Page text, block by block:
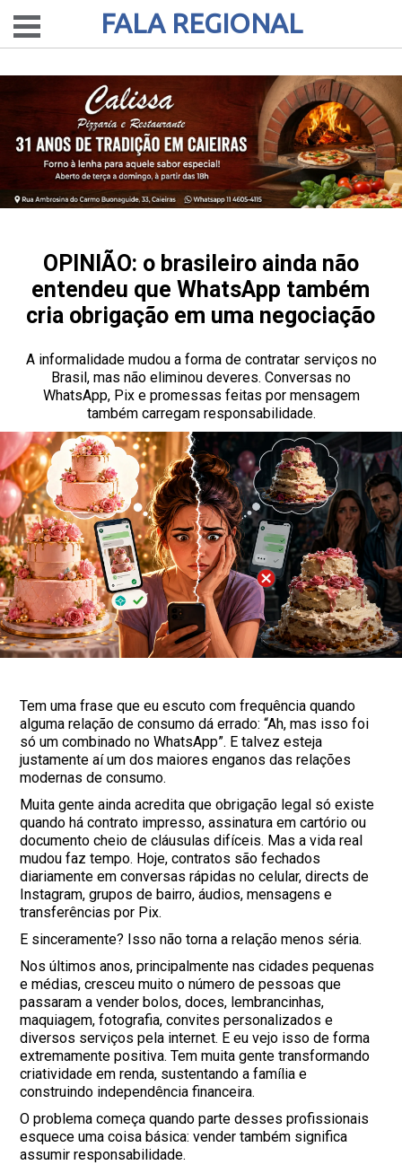
FALA REGIONAL
OPINIÃO: o brasileiro ainda não
entendeu que WhatsApp também
cria obrigação em uma negociação
A informalidade mudou a forma de contratar serviços no
Brasil, mas não eliminou deveres. Conversas no
WhatsApp, Pix e promessas feitas por mensagem
também carregam responsabilidade.
Tem uma frase que eu escuto com frequência quando
alguma relação de consumo dá errado: “Ah, mas isso foi
só um combinado no WhatsApp”. E talvez esteja
justamente aí um dos maiores enganos das relações
modernas de consumo.
Muita gente ainda acredita que obrigação legal só existe
quando há contrato impresso, assinatura em cartório ou
documento cheio de cláusulas difíceis. Mas a vida real
mudou faz tempo. Hoje, contratos são fechados
diariamente em conversas rápidas no celular, directs de
Instagram, grupos de bairro, áudios, mensagens e
transferências por Pix.
E sinceramente? Isso não torna a relação menos séria.
Nos últimos anos, principalmente nas cidades pequenas
e médias, cresceu muito o número de pessoas que
passaram a vender bolos, doces, lembrancinhas,
maquiagem, fotografia, convites personalizados e
diversos serviços pela internet. E eu vejo isso de forma
extremamente positiva. Tem muita gente transformando
criatividade em renda, sustentando a família e
construindo independência financeira.
O problema começa quando parte desses profissionais
esquece uma coisa básica: vender também significa
assumir responsabilidade.